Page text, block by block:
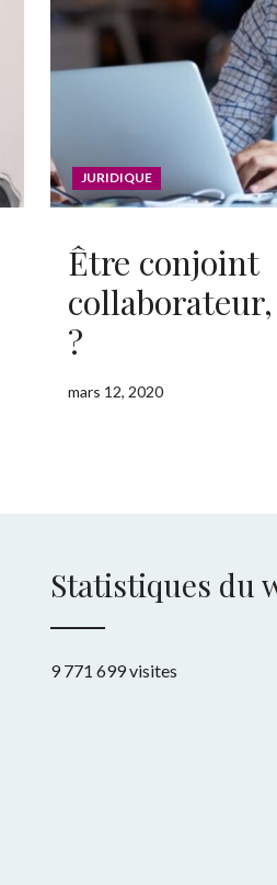
JURIDIQUE
Être conjoint
collaborateur,
?
mars 12, 2020
Statistiques du
9 771 699 visites